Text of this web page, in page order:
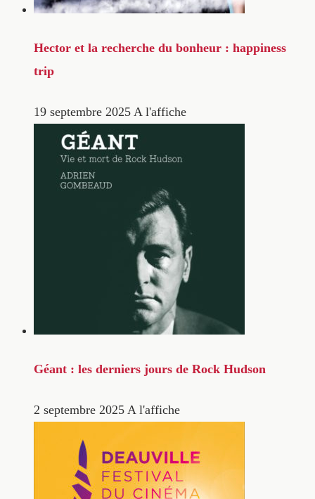
Hector et la recherche du bonheur : happiness
trip
19 septembre 2025 A l'affiche
Géant : les derniers jours de Rock Hudson
2 septembre 2025 A l'affiche